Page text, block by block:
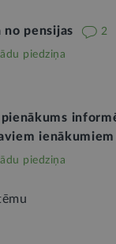
no pensijas 2
piedziņa
pienākums
ienākumiem
piedziņa